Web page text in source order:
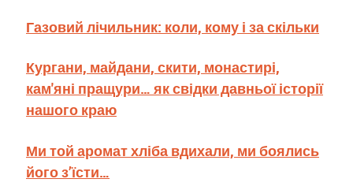
Газовий лічильник: коли, кому і за скільки
Кургани, майдани, скити, монастирі,
кам'яні пращури… як свідки давньої історії
нашого краю
Ми той аромат хліба вдихали, ми боялись
його з’їсти…